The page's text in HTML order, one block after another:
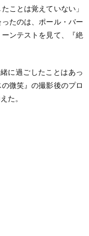
ことは覚えていない」
たのは、ポール・バー
ンテストを見て、『絶
に過ごしたことはあっ
微笑』の撮影後のプロ
た。